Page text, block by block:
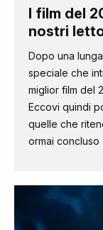
I film del
nostri
Dopo una
speciale che
miglior film del
Eccovi quindi
quelle che
ormai concluso